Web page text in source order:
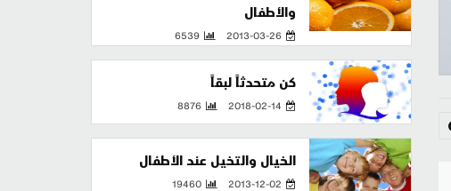
والأطفال
2013-03-26
6539
كن متحدثاً لبقاً
2018-02-14
8876
الخيال والتخيل عند الأطفال
2013-12-02
19460